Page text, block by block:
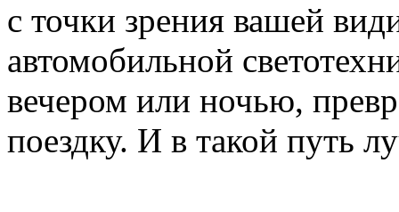
с точки зрения вашей
автомобильной
вечером или ночью,
поездку. И в такой путь